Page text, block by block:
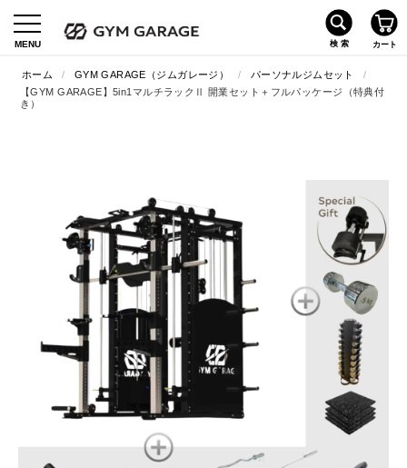
ホーム / GYM GARAGE（ジムガレージ） / パーソナルジムセット
/
【GYM GARAGE】5in1マルチラックⅡ 開業セット＋フルパッケージ（特典付
き）